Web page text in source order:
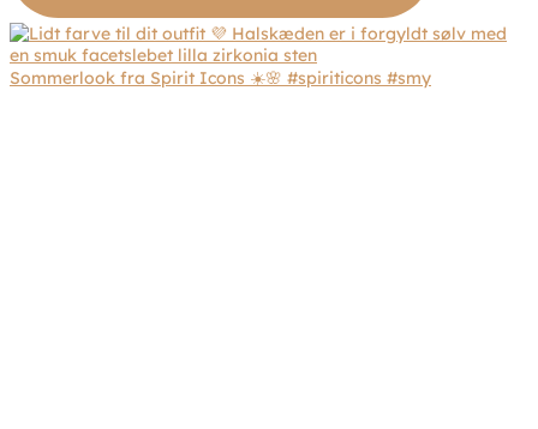
Sommerlook fra Spirit Icons ☀️🌸 #spiriticons #smy